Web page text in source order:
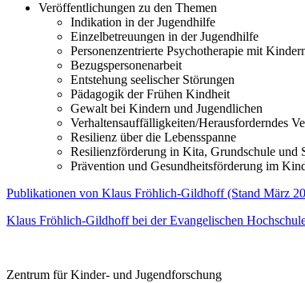
Veröffentlichungen zu den Themen
Indikation in der Jugendhilfe
Einzelbetreuungen in der Jugendhilfe
Personenzentrierte Psychotherapie mit
Bezugspersonenarbeit
Entstehung seelischer Störungen
Pädagogik der Frühen Kindheit
Gewalt bei Kindern und Jugendlichen
Verhaltensauffälligkeiten/Herausforderndes
Resilienz über die Lebensspanne
Resilienzförderung in Kita, Grundschule und
Prävention und Gesundheitsförderung im
Publikationen von Klaus Fröhlich-Gildhoff (Stand März
Klaus Fröhlich-Gildhoff bei der Evangelischen
Zentrum für Kinder- und Jugendforschung